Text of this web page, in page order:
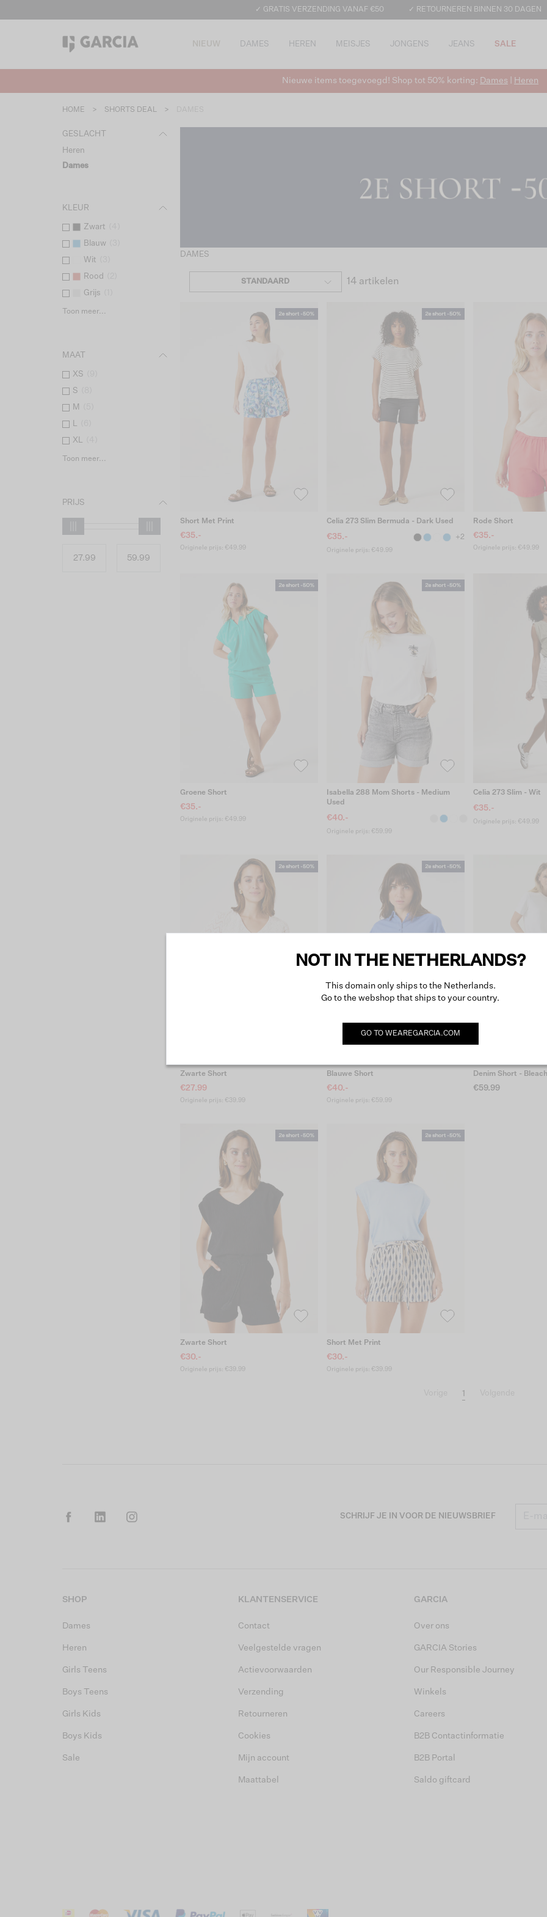
✓ GRATIS VERZENDING VANAF €50 ✓ RETOURNEREN BINNEN 30 DAGEN
NIEUW DAMES HEREN MEISJES JONGENS JEANS SALE
Nieuwe items toegevoegd! Shop tot 50% korting: Dames Heren
HOME > SHORTS DEAL >
GESLACHT
Heren
Dames
KLEUR
Zwart
Blauw
Wit
Rood
Grijs
Toon meer...
MAAT
XS
S
M
L
XL
Toon meer...
PRIJS
DAMES
STANDAARD 14 artikelen
Short Met Print
€35.-
Originele prijs: €49.99
Celia 273 Slim Bermuda - Dark Used
€35.- +2
Originele prijs: €49.99
Rode Short
€35.-
Originele prijs: €49.99
Groene Short
€35.-
Originele prijs: €49.99
Isabella 288 Mom Shorts - Medium
Used
€40.-
Originele prijs: €59.99
Celia 273 Slim - Wit
€35.-
Originele prijs: €49.99
Zwarte Short
€27.99
Originele prijs: €39.99
Blauwe Short
€40.-
Originele prijs: €59.99
Denim Short -
€59.99
Zwarte Short
€30.-
Originele prijs: €39.99
Short Met Print
€30.-
Originele prijs: €39.99
1
SCHRIJF JE IN VOOR DE NIEUWSBRIEF
SHOP
Dames
Heren
Girls Teens
Boys Teens
Girls Kids
Boys Kids
Sale
KLANTENSERVICE
Contact
Veelgestelde vragen
Actievoorwaarden
Verzending
Retourneren
Cookies
Mijn account
Maattabel
GARCIA
Over ons
GARCIA Stories
Our Responsible Journey
Winkels
Careers
B2B Contactinformatie
B2B Portal
Saldo giftcard
NOT IN THE NETHERLANDS?
This domain only ships to the Netherlands.
Go to the webshop that ships to your country.
GO TO WEAREGARCIA.COM